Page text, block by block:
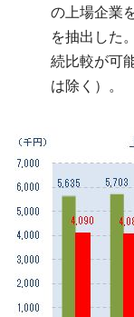
の上場企業
を抽出した
続比較が可
は除く）。